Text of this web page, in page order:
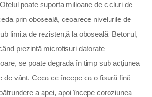
poate suporta milioane de cicluri de
prin oboseală, deoarece nivelurile de
limita de rezistență la oboseală. Betonul,
prezintă microfisuri datorate
se poate degrada în timp sub acțiunea
de vânt. Ceea ce începe ca o fisură fină
a apei, apoi începe coroziunea